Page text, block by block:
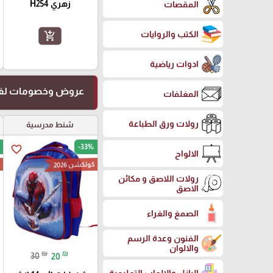
المقصات
الكتب والروايات
ادوات رياضية
المغلفات
رولات ورق الطباعة
الالواح
رولات اللاصق و مكائن
الاصق
الصمغ والغراء
الفنون وعدة الرسم
والالوان
زهري H254
add_shopping_cart
عروض وخصومات
شنط مدرسية
favorite_border -33%
كولكشن 2026
30 ₪ 20 ₪